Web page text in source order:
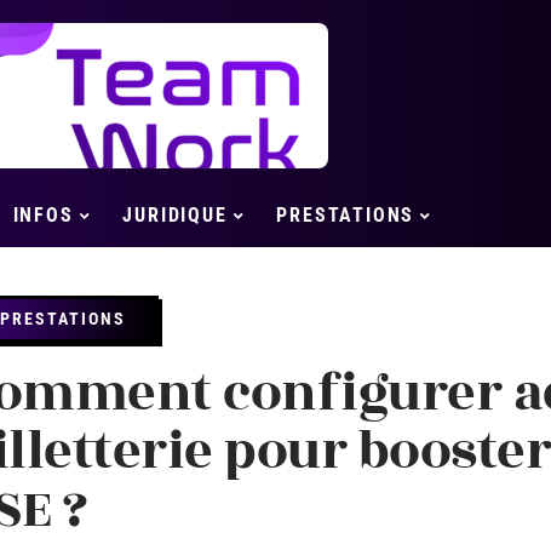
INFOS JURIDIQUE PRESTATIONS
PRESTATIONS
configurer
pour
?